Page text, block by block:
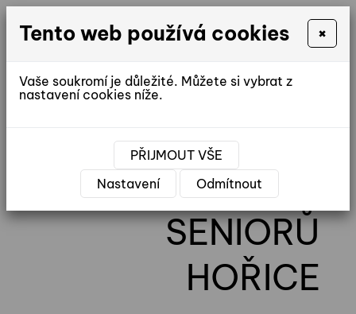
reditel@ddhorice.cz
DOMOV
SENIORŮ
HOŘICE
Tento web používá cookies ×
Vaše soukromí je důležité. Můžete si vybrat z
nastavení cookies níže.
PŘIJMOUT VŠE
Nastavení
Odmítnout